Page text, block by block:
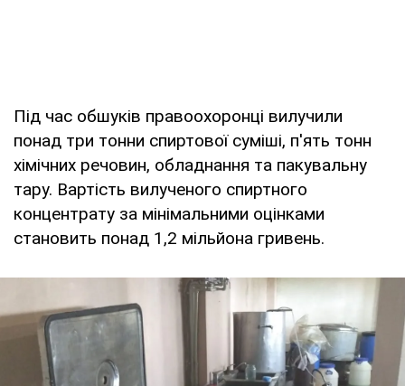
Під час обшуків правоохоронці вилучили
понад три тонни спиртової суміші, п'ять тонн
хімічних речовин, обладнання та пакувальну
тару. Вартість вилученого спиртного
концентрату за мінімальними оцінками
становить понад 1,2 мільйона гривень.